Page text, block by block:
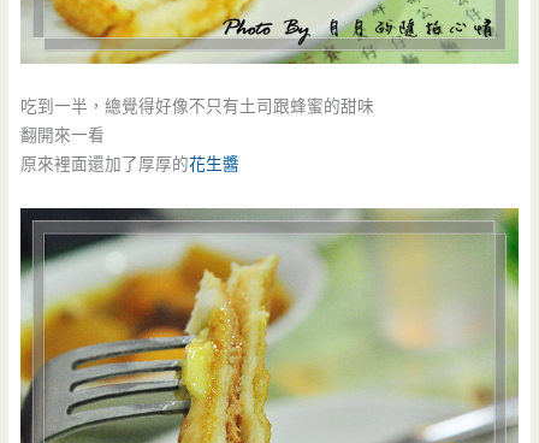
吃到一半，總覺得好像不只有土司跟蜂蜜的甜味
翻開來一看
原來裡面還加了厚厚的花生醬